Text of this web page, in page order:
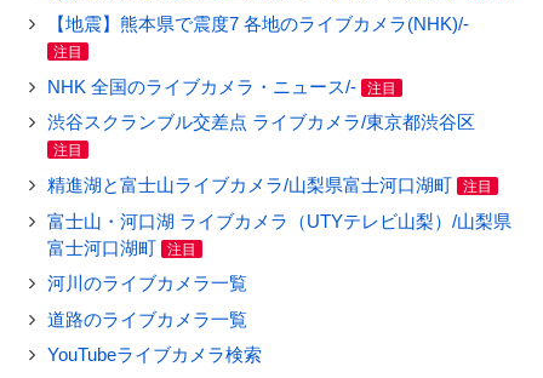
【地震】熊本県で震度7 各地のライブカメラ(NHK)/-
注目
NHK 全国のライブカメラ・ニュース/- 注目
渋谷スクランブル交差点 ライブカメラ/東京都渋谷区
注目
精進湖と富士山ライブカメラ/山梨県富士河口湖町 注目
富士山・河口湖 ライブカメラ（UTYテレビ山梨）/山梨県
富士河口湖町
注目
河川のライブカメラ一覧
道路のライブカメラ一覧
YouTubeライブカメラ検索